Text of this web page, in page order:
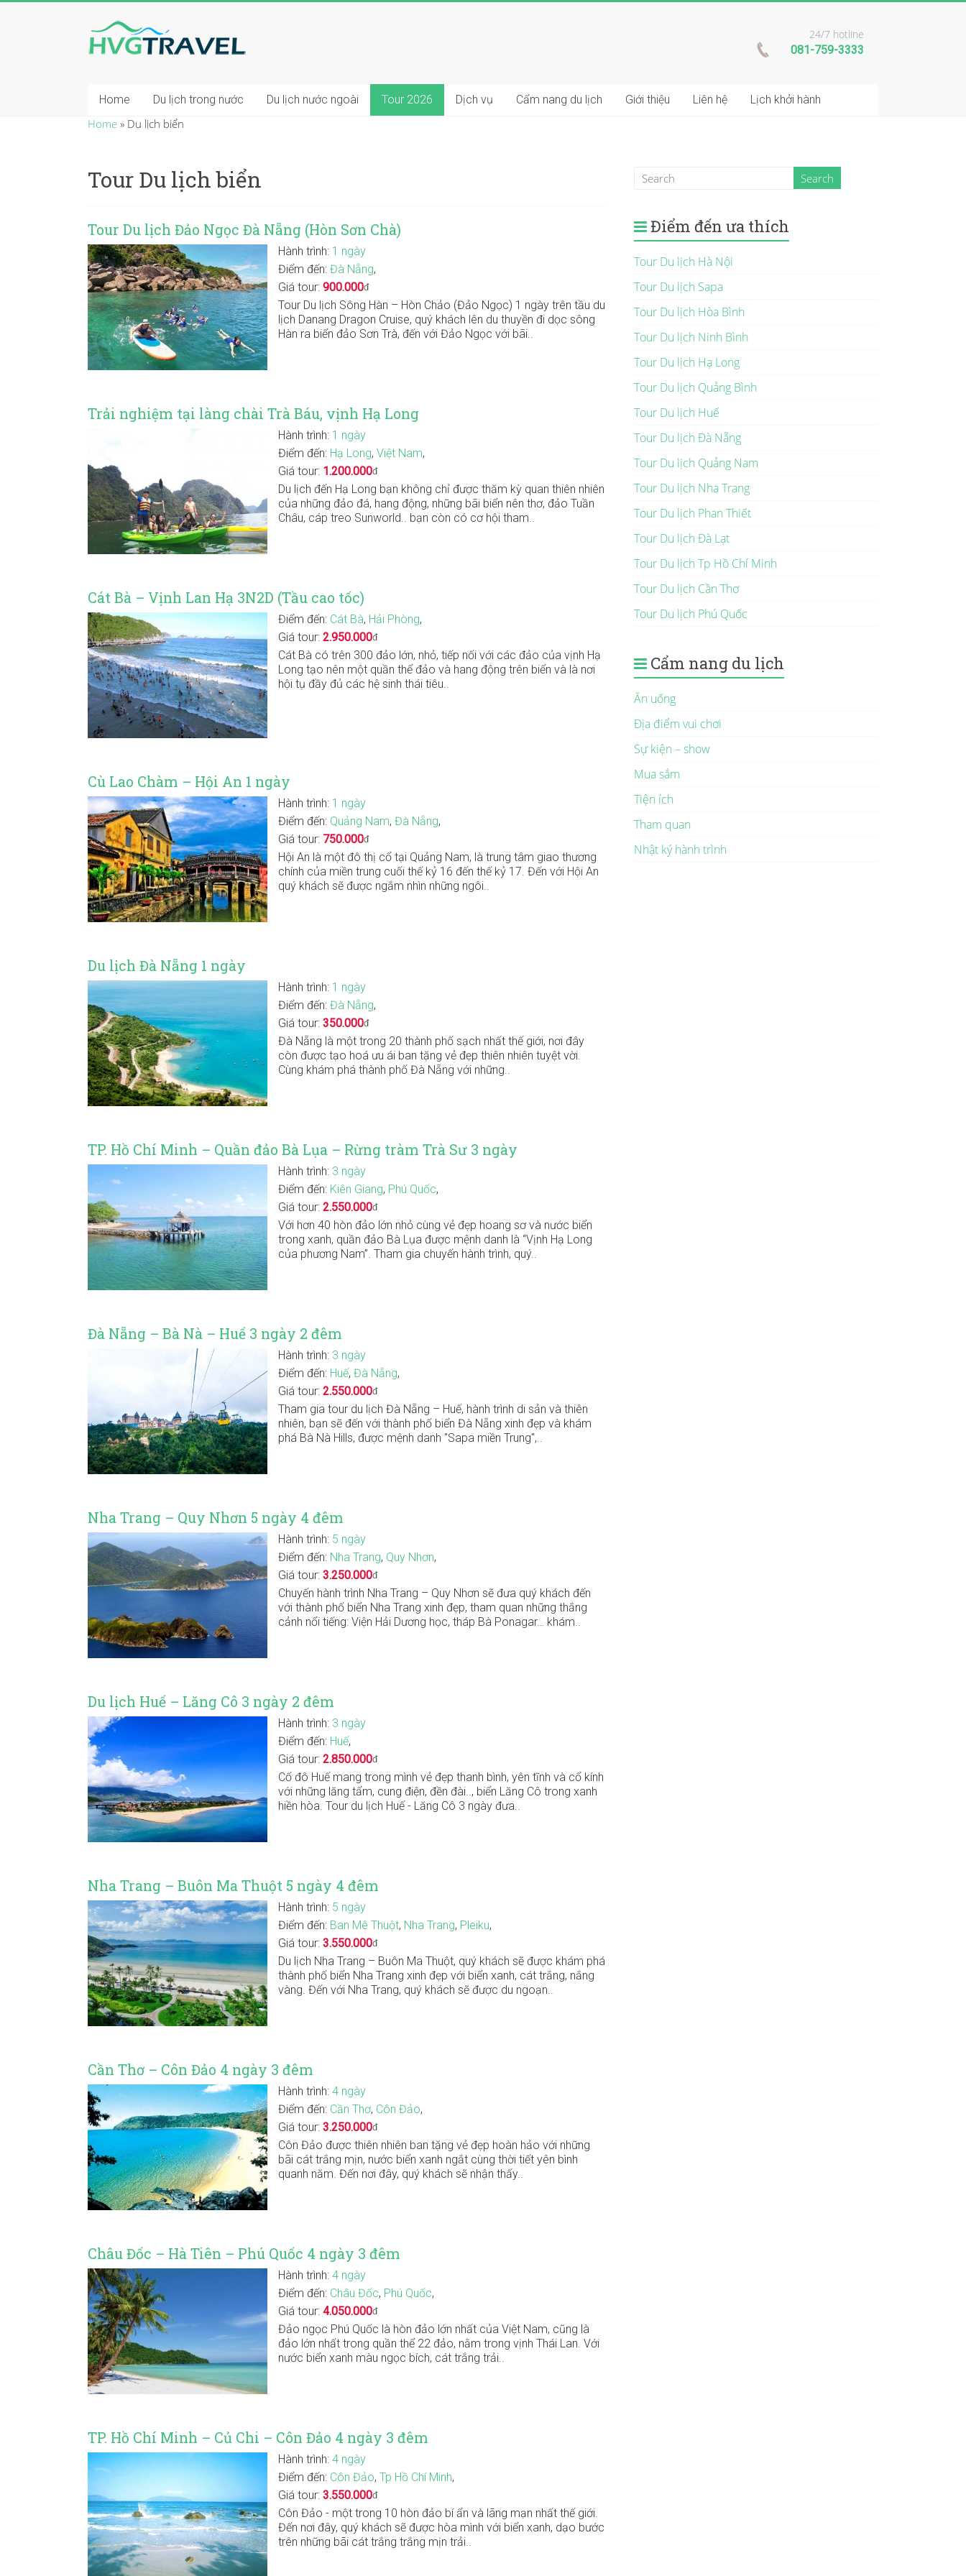
24/7 hotline
081-759-3333
Home Du lịch trong nước Du lịch nước ngoài Tour 2026 Dịch vụ Cẩm nang du lịch Giới thiệu Liên hệ Lịch khởi hành
Home » Du lịch biển
Tour Du lịch biển
Tour Du lịch Đảo Ngọc Đà Nẵng (Hòn Sơn Chà)
Hành trình: 1 ngày
Điểm đến: Đà Nẵng,
Giá tour: 900.000đ
Tour Du lịch Sông Hàn – Hòn Chảo (Đảo Ngọc) 1 ngày trên tầu du
lịch Danang Dragon Cruise, quý khách lên du thuyền đi dọc sông
Hàn ra biển đảo Sơn Trà, đến với Đảo Ngọc với bãi..
Trải nghiệm tại làng chài Trà Báu, vịnh Hạ Long
Hành trình: 1 ngày
Điểm đến: Hạ Long, Việt Nam,
Giá tour: 1.200.000đ
Du lịch đến Hạ Long bạn không chỉ được thăm kỳ quan thiên nhiên
của những đảo đá, hang động, những bãi biển nên thơ, đảo Tuần
Châu, cáp treo Sunworld.. bạn còn có cơ hội tham..
Cát Bà – Vịnh Lan Hạ 3N2D (Tầu cao tốc)
Điểm đến: Cát Bà, Hải Phòng,
Giá tour: 2.950.000đ
Cát Bà có trên 300 đảo lớn, nhỏ, tiếp nối với các đảo của vịnh Hạ
Long tạo nên một quần thể đảo và hang động trên biển và là nơi
hội tụ đầy đủ các hệ sinh thái tiêu..
Cù Lao Chàm – Hội An 1 ngày
Hành trình: 1 ngày
Điểm đến: Quảng Nam, Đà Nẵng,
Giá tour: 750.000đ
Hội An là một đô thị cổ tại Quảng Nam, là trung tâm giao thương
chính của miền trung cuối thế kỷ 16 đến thế kỷ 17. Đến với Hội An
quý khách sẽ được ngắm nhìn những ngôi..
Du lịch Đà Nẵng 1 ngày
Hành trình: 1 ngày
Điểm đến: Đà Nẵng,
Giá tour: 350.000đ
Đà Nẵng là một trong 20 thành phố sạch nhất thế giới, nơi đây
còn được tạo hoá ưu ái ban tặng vẻ đẹp thiên nhiên tuyệt vời.
Cùng khám phá thành phố Đà Nẵng với những..
TP. Hồ Chí Minh – Quần đảo Bà Lụa – Rừng tràm Trà Sư 3 ngày
Hành trình: 3 ngày
Điểm đến: Kiên Giang, Phú Quốc,
Giá tour: 2.550.000đ
Với hơn 40 hòn đảo lớn nhỏ cùng vẻ đẹp hoang sơ và nước biển
trong xanh, quần đảo Bà Lụa được mệnh danh là “Vịnh Hạ Long
của phương Nam”. Tham gia chuyến hành trình, quý..
Đà Nẵng – Bà Nà – Huế 3 ngày 2 đêm
Hành trình: 3 ngày
Điểm đến: Huế, Đà Nẵng,
Giá tour: 2.550.000đ
Tham gia tour du lịch Đà Nẵng – Huế, hành trình di sản và thiên
nhiên, bạn sẽ đến với thành phố biển Đà Nẵng xinh đẹp và khám
phá Bà Nà Hills, được mệnh danh "Sapa miền Trung",..
Nha Trang – Quy Nhơn 5 ngày 4 đêm
Hành trình: 5 ngày
Điểm đến: Nha Trang, Quy Nhơn,
Giá tour: 3.250.000đ
Chuyến hành trình Nha Trang – Quy Nhơn sẽ đưa quý khách đến
với thành phố biển Nha Trang xinh đẹp, tham quan những thắng
cảnh nổi tiếng: Viện Hải Dương học, tháp Bà Ponagar… khám..
Du lịch Huế – Lăng Cô 3 ngày 2 đêm
Hành trình: 3 ngày
Điểm đến: Huế,
Giá tour: 2.850.000đ
Cố đô Huế mang trong mình vẻ đẹp thanh bình, yên tĩnh và cổ kính
với những lăng tẩm, cung điện, đền đài.., biển Lăng Cô trong xanh
hiền hòa. Tour du lịch Huế - Lăng Cô 3 ngày đưa..
Nha Trang – Buôn Ma Thuột 5 ngày 4 đêm
Hành trình: 5 ngày
Điểm đến: Ban Mê Thuột, Nha Trang, Pleiku,
Giá tour: 3.550.000đ
Du lịch Nha Trang – Buôn Ma Thuột, quý khách sẽ được khám phá
thành phố biển Nha Trang xinh đẹp với biển xanh, cát trắng, nắng
vàng. Đến với Nha Trang, quý khách sẽ được du ngoạn..
Cần Thơ – Côn Đảo 4 ngày 3 đêm
Hành trình: 4 ngày
Điểm đến: Cần Thơ, Côn Đảo,
Giá tour: 3.250.000đ
Côn Đảo được thiên nhiên ban tặng vẻ đẹp hoàn hảo với những
bãi cát trắng mịn, nước biển xanh ngắt cùng thời tiết yên bình
quanh năm. Đến nơi đây, quý khách sẽ nhận thấy..
Châu Đốc – Hà Tiên – Phú Quốc 4 ngày 3 đêm
Hành trình: 4 ngày
Điểm đến: Châu Đốc, Phú Quốc,
Giá tour: 4.050.000đ
Đảo ngọc Phú Quốc là hòn đảo lớn nhất của Việt Nam, cũng là
đảo lớn nhất trong quần thể 22 đảo, nằm trong vịnh Thái Lan. Với
nước biển xanh màu ngọc bích, cát trắng trải..
TP. Hồ Chí Minh – Củ Chi – Côn Đảo 4 ngày 3 đêm
Hành trình: 4 ngày
Điểm đến: Côn Đảo, Tp Hồ Chí Minh,
Giá tour: 3.550.000đ
Côn Đảo - một trong 10 hòn đảo bí ẩn và lãng mạn nhất thế giới.
Đến nơi đây, quý khách sẽ được hòa mình với biển xanh, dạo bước
trên những bãi cát trắng trắng mịn trải..
Điểm đến ưa thích
Tour Du lịch Hà Nội
Tour Du lịch Sapa
Tour Du lịch Hòa Bình
Tour Du lịch Ninh Bình
Tour Du lịch Hạ Long
Tour Du lịch Quảng Bình
Tour Du lịch Huế
Tour Du lịch Đà Nẵng
Tour Du lịch Quảng Nam
Tour Du lịch Nha Trang
Tour Du lịch Phan Thiết
Tour Du lịch Đà Lạt
Tour Du lịch Tp Hồ Chí Minh
Tour Du lịch Cần Thơ
Tour Du lịch Phú Quốc
Cẩm nang du lịch
Ăn uống
Địa điểm vui chơi
Sự kiện – show
Mua sắm
Tiện ích
Tham quan
Nhật ký hành trình